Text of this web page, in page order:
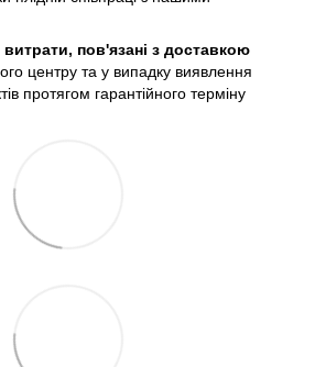
пов'язані з доставкою
центру та у випадку виявлення
протягом гарантійного терміну